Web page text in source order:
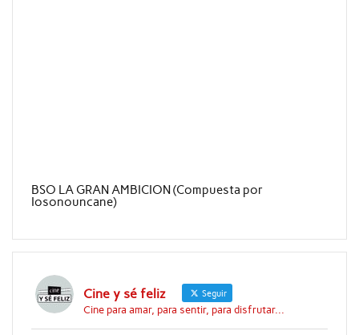
BSO LA GRAN AMBICION (Compuesta por
Iosonouncane)
Cine y sé feliz Seguir
Cine para amar, para sentir, para disfrutar...